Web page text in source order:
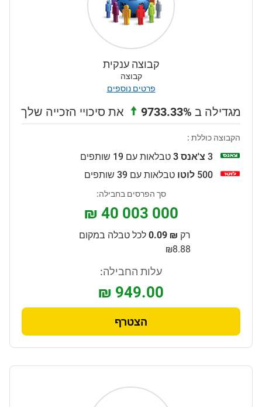
קבוצה ענקית
קבוצה
פרטים נוספים
מגדילה ב9733.33% את סיכויי הזכייה שלך
הקבוצה כוללת :
3 צ'אנס 3
טבלאות עם 19 שותפים
500 לוטו טבלאות עם 39 שותפים
סך הפרסים בחבילה:
₪ 40 003 000
רק ₪ 0.09
לכל טבלה במקום
₪8.88
עלות החבילה:
₪ 949.00
הצטרף